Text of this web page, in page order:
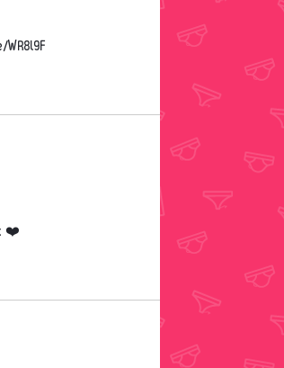
WR8l9F
❤️